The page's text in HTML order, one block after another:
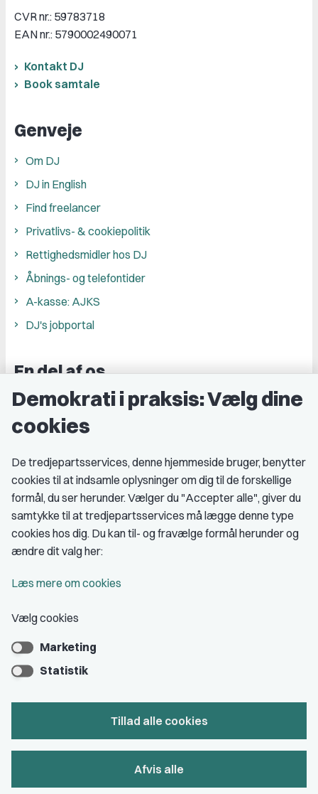
CVR nr.: 59783718
EAN nr.: 5790002490071
Kontakt DJ
Book samtale
Genveje
Om DJ
DJ in English
Find freelancer
Privatlivs- & cookiepolitik
Rettighedsmidler hos DJ
Åbnings- og telefontider
A-kasse: AJKS
DJ's jobportal
En del af os
Grupper og kredse
Studenterorganisationer
Medlemskab
Fordele som medlem
Kontingent
Bliv medlem
Privatlivs- & cookiepolitik
Demokrati i praksis: Vælg dine
cookies
De tredjepartsservices, denne hjemmeside bruger, benytter
cookies til at indsamle oplysninger om dig til de forskellige
formål, du ser herunder. Vælger du "Accepter alle", giver du
samtykke til at tredjepartsservices må lægge denne type
cookies hos dig. Du kan til- og fravælge formål herunder og
ændre dit valg her:
Læs mere om cookies
Vælg cookies
Marketing
Statistik
Tillad alle cookies
Afvis alle